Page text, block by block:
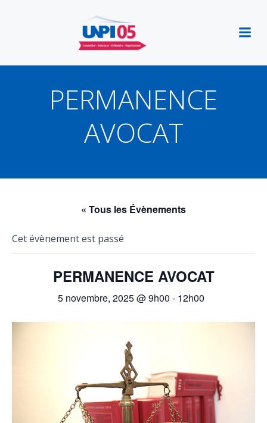
contenu
PERMANENCE
AVOCAT
« Tous les Évènements
Cet évènement est passé
PERMANENCE AVOCAT
5 novembre, 2025 @ 9h00 - 12h00